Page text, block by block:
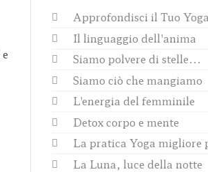
e
Approfondisci il Tuo Yoga
Il linguaggio dell'anima
Siamo polvere di stelle...
Siamo ciò che mangiamo
L'energia del femminile
Detox corpo e mente
La pratica Yoga migliore
La Luna, luce della notte